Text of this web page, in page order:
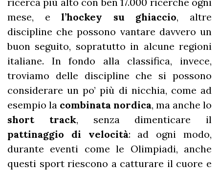
mese, el’hockey su ghiaccio, altre
discipline che possono vantare davvero un
buon seguito, sopratutto in alcune regioni
italiane. In fondo alla classifica, invece,
troviamo delle discipline che si possono
considerare un po’ più di nicchia, come ad
esempio la combinata nordica, ma anche lo
short track, senza dimenticare il
pattinaggio di velocità: ad ogni modo,
durante eventi come le Olimpiadi, anche
questi sport riescono a catturare il cuore e